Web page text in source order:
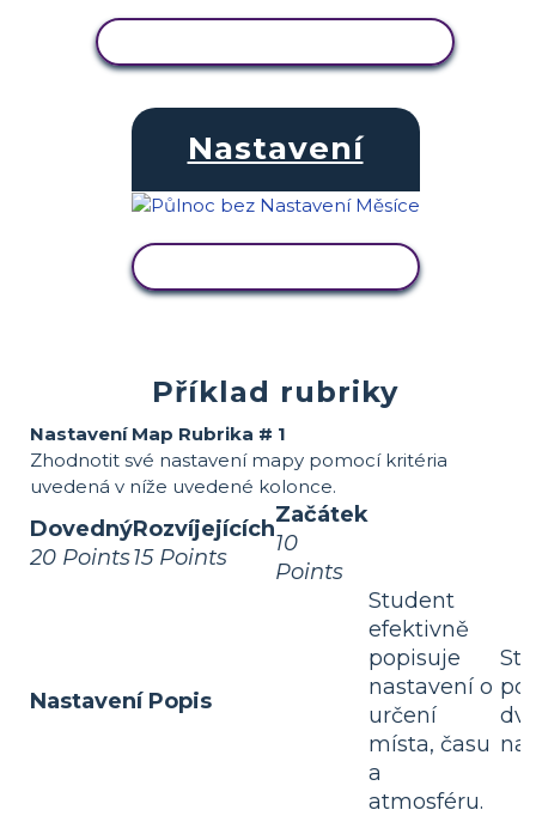
Nastavení
Příklad rubriky
Nastavení Map Rubrika # 1
Zhodnotit své nastavení mapy pomocí kritéria
uvedená v níže uvedené kolonce.
Dovedný
20 Points
Rozvíjejících
15 Points
Začátek
10
Points
Nastavení Popis
Student
efektivně
popisuje
nastavení o
určení
místa, času
a
atmosféru.